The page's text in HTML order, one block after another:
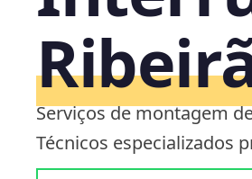
Serviços de montagem
Técnicos especializados